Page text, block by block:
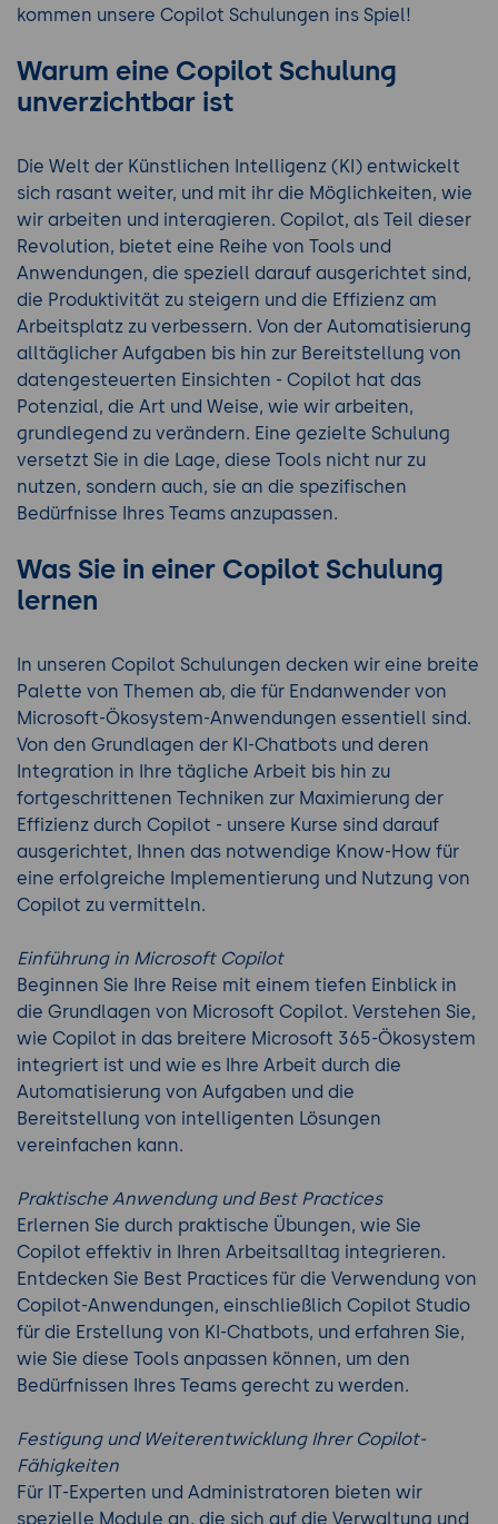
kommen unsere Copilot Schulungen ins Spiel!
Warum eine Copilot Schulung
unverzichtbar ist
Die Welt der Künstlichen Intelligenz (KI) entwickelt
sich rasant weiter, und mit ihr die Möglichkeiten, wie
wir arbeiten und interagieren. Copilot, als Teil dieser
Revolution, bietet eine Reihe von Tools und
Anwendungen, die speziell darauf ausgerichtet sind,
die Produktivität zu steigern und die Effizienz am
Arbeitsplatz zu verbessern. Von der Automatisierung
alltäglicher Aufgaben bis hin zur Bereitstellung von
datengesteuerten Einsichten - Copilot hat das
Potenzial, die Art und Weise, wie wir arbeiten,
grundlegend zu verändern. Eine gezielte Schulung
versetzt Sie in die Lage, diese Tools nicht nur zu
nutzen, sondern auch, sie an die spezifischen
Bedürfnisse Ihres Teams anzupassen.
Was Sie in einer Copilot Schulung
lernen
In unseren Copilot Schulungen decken wir eine breite
Palette von Themen ab, die für Endanwender von
Microsoft-Ökosystem-Anwendungen essentiell sind.
Von den Grundlagen der KI-Chatbots und deren
Integration in Ihre tägliche Arbeit bis hin zu
fortgeschrittenen Techniken zur Maximierung der
Effizienz durch Copilot - unsere Kurse sind darauf
ausgerichtet, Ihnen das notwendige Know-How für
eine erfolgreiche Implementierung und Nutzung von
Copilot zu vermitteln.
Einführung in Microsoft Copilot
Beginnen Sie Ihre Reise mit einem tiefen Einblick in
die Grundlagen von Microsoft Copilot. Verstehen Sie,
wie Copilot in das breitere Microsoft 365-Ökosystem
integriert ist und wie es Ihre Arbeit durch die
Automatisierung von Aufgaben und die
Bereitstellung von intelligenten Lösungen
vereinfachen kann.
Praktische Anwendung und Best Practices
Erlernen Sie durch praktische Übungen, wie Sie
Copilot effektiv in Ihren Arbeitsalltag integrieren.
Entdecken Sie Best Practices für die Verwendung von
Copilot-Anwendungen, einschließlich Copilot Studio
für die Erstellung von KI-Chatbots, und erfahren Sie,
wie Sie diese Tools anpassen können, um den
Bedürfnissen Ihres Teams gerecht zu werden.
Festigung und Weiterentwicklung Ihrer Copilot-
Fähigkeiten
Für IT-Experten und Administratoren bieten wir
spezielle Module an, die sich auf die Verwaltung und